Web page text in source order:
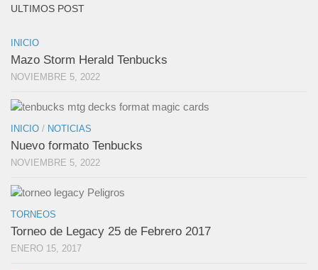
ULTIMOS POST
INICIO
Mazo Storm Herald Tenbucks
NOVIEMBRE 5, 2022
INICIO / NOTICIAS
Nuevo formato Tenbucks
NOVIEMBRE 5, 2022
TORNEOS
Torneo de Legacy 25 de Febrero 2017
ENERO 15, 2017